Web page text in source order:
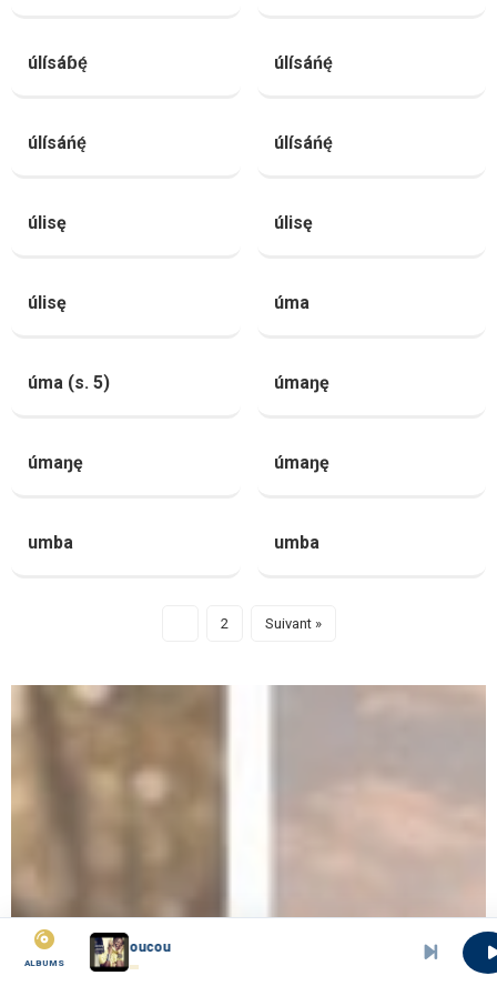
ALBUMS
úlísáɓę́ úlísáńę́
úlísáńę́ úlísáńę́
úlisę úlisę
úlisę úma
úma (s. 5) úmaŋę
úmaŋę úmaŋę
umba umba
2 Suivant »